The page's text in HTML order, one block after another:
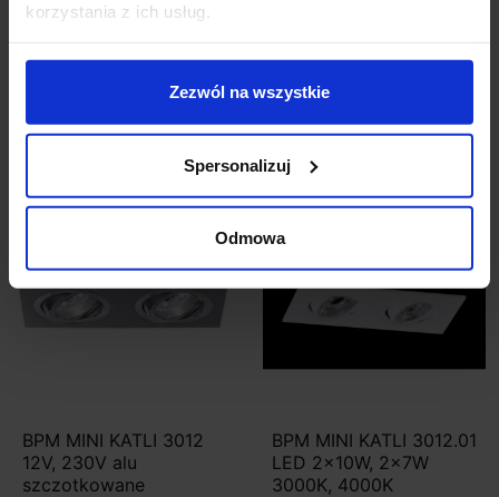
korzystania z ich usług.
Zezwól na wszystkie
Spersonalizuj
Odmowa
BPM MINI KATLI 2011
Zobacz szczegóły
189,42 zł
Zobacz szczegóły
BPM MINI KATLI 3012
12V, 230V alu
szczotkowane
BPM MINI KATLI 3012.01
LED 2x10W, 2x7W
3000K, 4000K